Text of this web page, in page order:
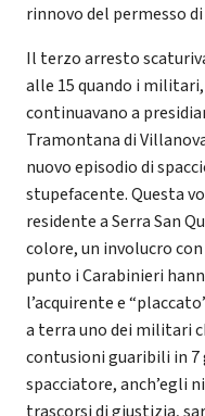
rinnovo del permesso
Il terzo arresto
alle 15 quando i
continuavano a
Tramontana di
nuovo episodio di
stupefacente. Questa
residente a Serra San
colore, un involucro
punto i Carabinieri
l’acquirente e
a terra uno dei militari
contusioni guaribili in 7
spacciatore, anch’egli